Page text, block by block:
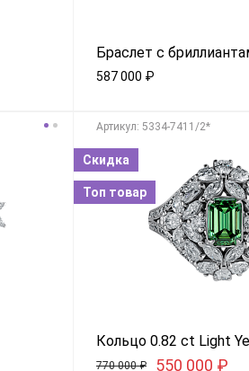
Браслет с
587 000 ₽
Aртикул: 5334-7411/2*
Скидка
Топ товар
Кольцо 0.82 ct Light
770 000₽ 550 000 ₽